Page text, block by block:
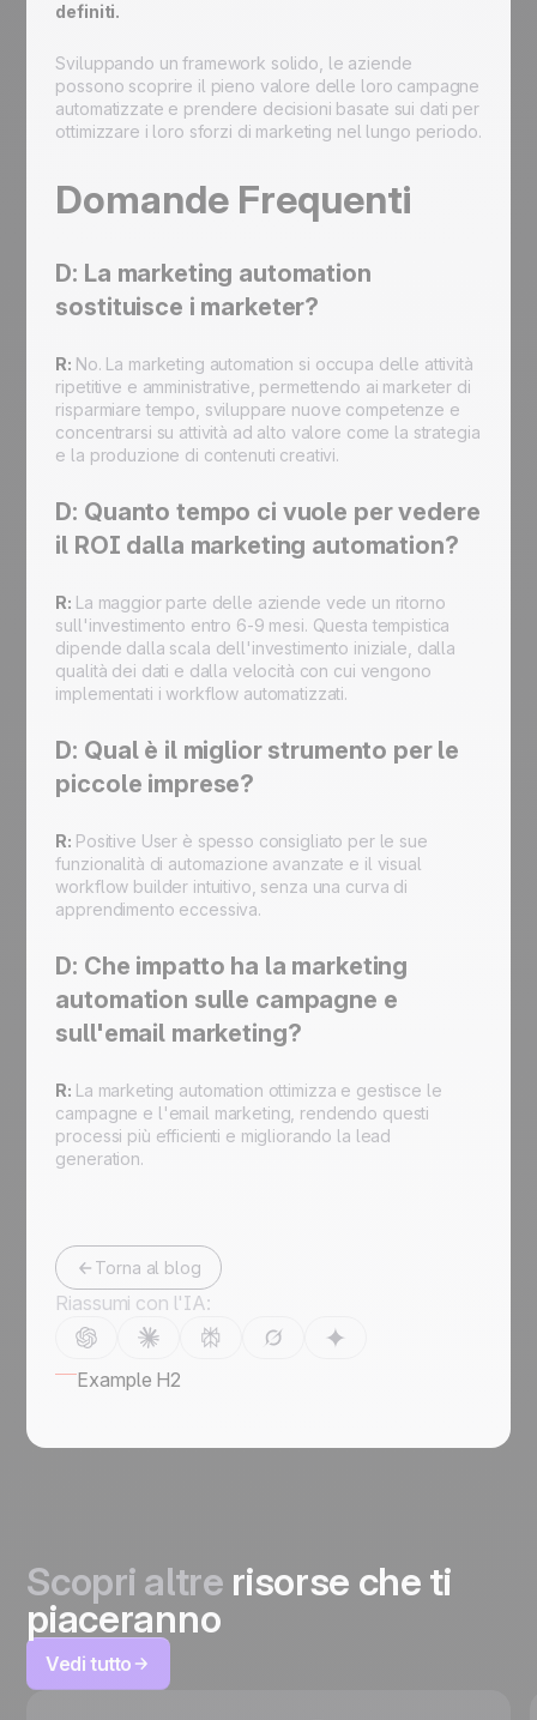
Torna al blog
Riassumi con l'IA:
Example H2
definiti.
Sviluppando un framework solido, le aziende
possono scoprire il pieno valore delle loro campagne
automatizzate e prendere decisioni basate sui dati per
ottimizzare i loro sforzi di marketing nel lungo periodo.
Domande Frequenti
D: La marketing automation
sostituisce i marketer?
R: No. La marketing automation si occupa delle attività
ripetitive e amministrative, permettendo ai marketer di
risparmiare tempo, sviluppare nuove competenze e
concentrarsi su attività ad alto valore come la strategia
e la produzione di contenuti creativi.
D: Quanto tempo ci vuole per vedere
il ROI dalla marketing automation?
R: La maggior parte delle aziende vede un ritorno
sull'investimento entro 6-9 mesi. Questa tempistica
dipende dalla scala dell'investimento iniziale, dalla
qualità dei dati e dalla velocità con cui vengono
implementati i workflow automatizzati.
D: Qual è il miglior strumento per le
piccole imprese?
R: Positive User è spesso consigliato per le sue
funzionalità di automazione avanzate e il visual
workflow builder intuitivo, senza una curva di
apprendimento eccessiva.
D: Che impatto ha la marketing
automation sulle campagne e
sull'email marketing?
R: La marketing automation ottimizza e gestisce le
campagne e l'email marketing, rendendo questi
processi più efficienti e migliorando la lead
generation.
Scopri altre risorse che ti
piaceranno
Vedi tutto